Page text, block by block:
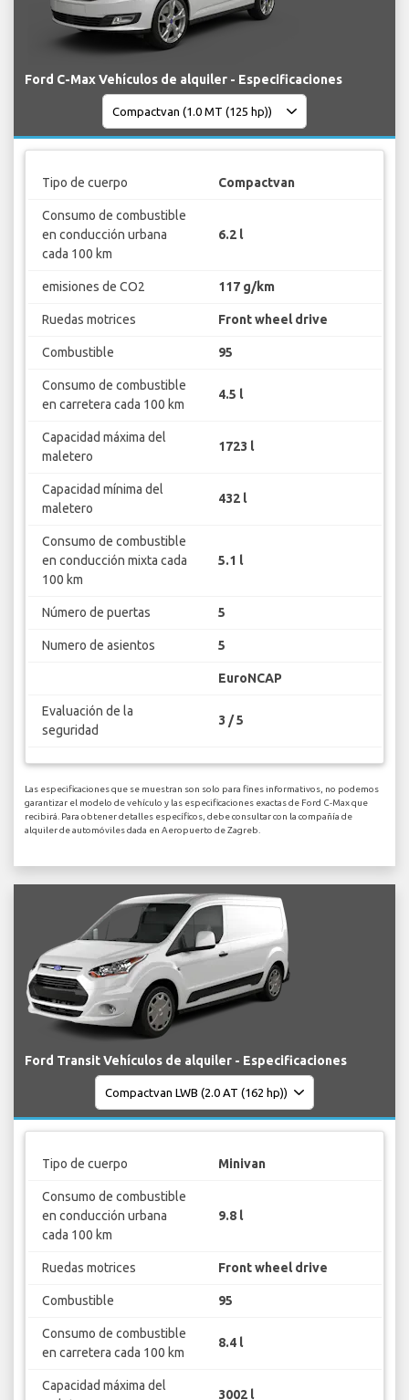
Ford C-Max Vehículos de alquiler - Especificaciones
Tipo de cuerpo Compactvan
Consumo de combustible
en conducción urbana
cada 100 km
6.2 l
emisiones de CO2 117 g/km
Ruedas motrices Front wheel drive
Combustible 95
Consumo de combustible
en carretera cada 100 km
4.5 l
Capacidad máxima del
maletero
1723 l
Capacidad mínima del
maletero
432 l
Consumo de combustible
en conducción mixta cada
100 km
5.1 l
Número de puertas 5
Numero de asientos 5
EuroNCAP
Evaluación de la
seguridad
3 / 5
Las especificaciones que se muestran son solo para fines informativos, no podemos
garantizar el modelo de vehículo y las especificaciones exactas de Ford C-Max que
recibirá. Para obtener detalles específicos, debe consultar con la compañía de
alquiler de automóviles dada en Aeropuerto de Zagreb.
Ford Transit Vehículos de alquiler - Especificaciones
Tipo de cuerpo Minivan
Consumo de combustible
en conducción urbana
cada 100 km
9.8 l
Ruedas motrices Front wheel drive
Combustible 95
Consumo de combustible
en carretera cada 100 km
8.4 l
Capacidad máxima del
3002 l